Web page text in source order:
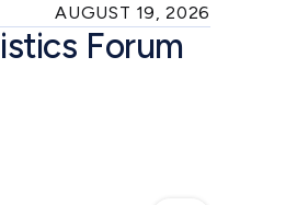
AUGUST 19, 2026
Forum